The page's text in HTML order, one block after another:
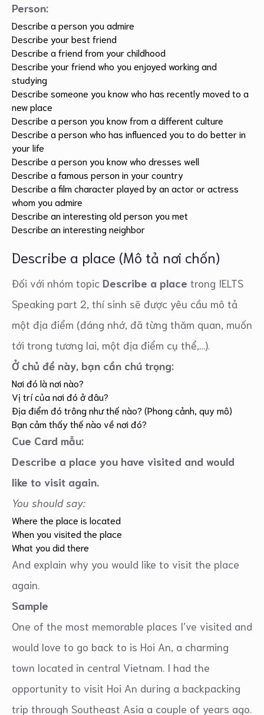
Person:
Describe a person you admire
Describe your best friend
Describe a friend from your childhood
Describe your friend who you enjoyed working and
studying
Describe someone you know who has recently moved to a
new place
Describe a person you know from a different culture
Describe a person who has influenced you to do better in
your life
Describe a person you know who dresses well
Describe a famous person in your country
Describe a film character played by an actor or actress
whom you admire
Describe an interesting old person you met
Describe an interesting neighbor
Describe a place (Mô tả nơi chốn)
Đối với nhóm topic Describe a place trong IELTS
Speaking part 2, thí sinh sẽ được yêu cầu mô tả
một địa điểm (đáng nhớ, đã từng thăm quan, muốn
tới trong tương lai, một địa điểm cụ thể,…).
Ở chủ đề này, bạn cần chú trọng:
Nơi đó là nơi nào?
Vị trí của nơi đó ở đâu?
Địa điểm đó trông như thế nào? (Phong cảnh, quy mô)
Bạn cảm thấy thế nào về nơi đó?
Cue Card mẫu:
Describe a place you have visited and would
like to visit again.
You should say:
Where the place is located
When you visited the place
What you did there
And explain why you would like to visit the place
again.
Sample
One of the most memorable places I’ve visited and
would love to go back to is Hoi An, a charming
town located in central Vietnam. I had the
opportunity to visit Hoi An during a backpacking
trip through Southeast Asia a couple of years ago.